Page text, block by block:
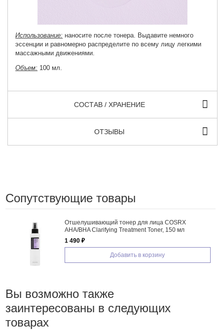
Использование: наносите после тонера. Выдавите немного
эссенции и равномерно распределите по всему лицу легкими
массажными движениями.
Объем: 100 мл.
СОСТАВ / ХРАНЕНИЕ
ОТЗЫВЫ
Сопутствующие товары
Отшелушивающий тонер для лица COSRX
AHA/BHA Clarifying Treatment Toner, 150 мл
1 490 ₽
Добавить в корзину
Вы возможно также
заинтересованы в следующих
товарах